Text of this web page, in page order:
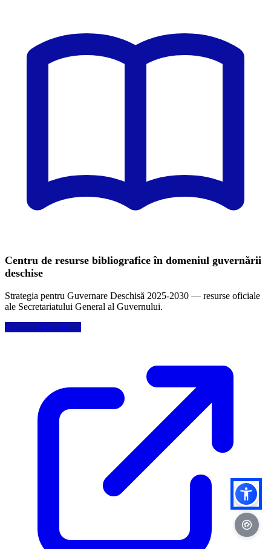
Centru de resurse bibliografice în domeniul guvernării
deschise
Strategia pentru Guvernare Deschisă 2025-2030 — resurse oficiale
ale Secretariatului General al Guvernului.
Accesează resursele